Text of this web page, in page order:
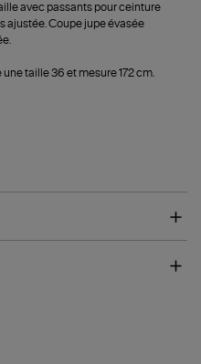
avec passants pour ceinture
ajustée. Coupe jupe évasée
taille 36 et mesure 172 cm.